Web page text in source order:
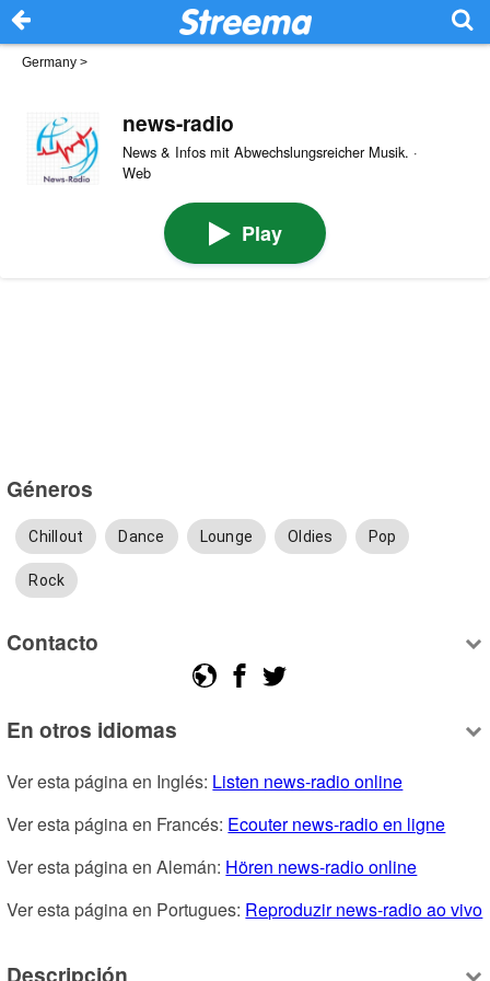
Germany >
news-radio
News & Infos mit Abwechslungsreicher Musik. ·
Web
Play
Géneros
Chillout Dance Lounge Oldies Pop
Rock
Contacto
En otros idiomas
Ver esta página en Inglés: Listen news-radio online
Ver esta página en Francés: Ecouter news-radio en ligne
Ver esta página en Alemán: Hören news-radio online
Ver esta página en Portugues: Reproduzir news-radio ao vivo
Descripción